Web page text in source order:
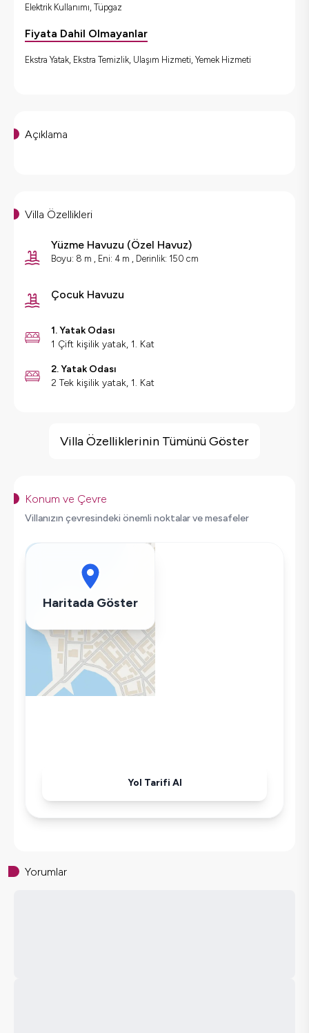
Elektrik Kullanımı, Tüpgaz
Fiyata Dahil Olmayanlar
Ekstra Yatak, Ekstra Temizlik, Ulaşım Hizmeti, Yemek Hizmeti
Açıklama
Villa Özellikleri
Yüzme Havuzu (Özel Havuz)
Boyu: 8 m , Eni: 4 m , Derinlik: 150 cm
Çocuk Havuzu
1. Yatak Odası
1 Çift kişilik yatak, 1. Kat
2. Yatak Odası
2 Tek kişilik yatak, 1. Kat
Barbekü
Doğa Manzaralı
Salıncak
Saç Kurutma Makinası
Buzdolabı
Klima
Wifi / İnternet
Tost Makinesi
Villa Özelliklerinin Tümünü Göster
Konum ve Çevre
Villanızın çevresindeki önemli noktalar ve mesafeler
Haritada Göster
Yol Tarifi Al
Yorumlar